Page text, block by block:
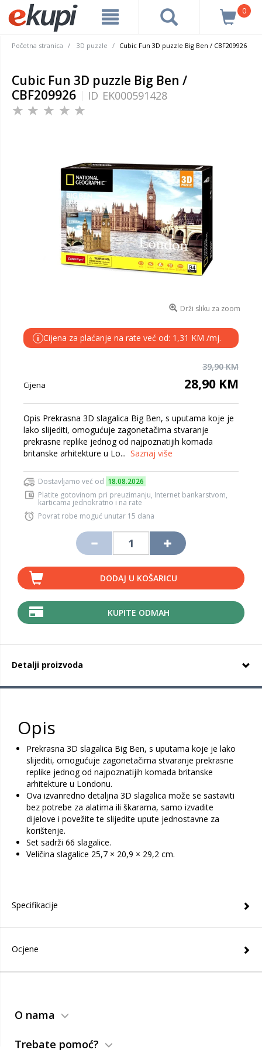
0
Početna stranica 3D puzzle Cubic Fun 3D puzzle Big Ben / CBF209926
Cubic Fun 3D puzzle Big Ben /
CBF209926
ID EK000591428
Drži sliku za zoom
i Cijena za plaćanje na rate već od: 1,31 KM /mj.
39,90 KM
Cijena 28,90 KM
Opis Prekrasna 3D slagalica Big Ben, s uputama koje je
lako slijediti, omogućuje zagonetačima stvaranje
prekrasne replike jednog od najpoznatijih komada
britanske arhitekture u Lo... Saznaj više
Dostavljamo već od 18.08.2026
Platite gotovinom pri preuzimanju, Internet bankarstvom,
karticama jednokratno i na rate
Povrat robe moguć unutar 15 dana
DODAJ U KOŠARICU
KUPITE ODMAH
Detalji proizvoda
Opis
Prekrasna 3D slagalica Big Ben, s uputama koje je lako
slijediti, omogućuje zagonetačima stvaranje prekrasne
replike jednog od najpoznatijih komada britanske
arhitekture u Londonu.
Ova izvanredno detaljna 3D slagalica može se sastaviti
bez potrebe za alatima ili škarama, samo izvadite
dijelove i povežite te slijedite upute jednostavne za
korištenje.
Set sadrži 66 slagalice.
Veličina slagalice 25,7 × 20,9 × 29,2 cm.
Specifikacije
Ocjene
O nama
Trebate pomoć?